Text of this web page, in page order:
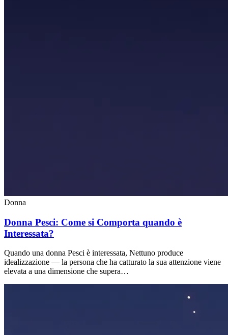
Donna
Donna Pesci: Come si Comporta quando è
Interessata?
Quando una donna Pesci è interessata, Nettuno produce
idealizzazione — la persona che ha catturato la sua attenzione viene
elevata a una dimensione che supera…